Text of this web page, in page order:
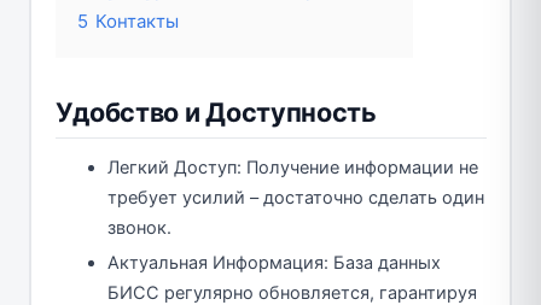
5 Контакты
Удобство и Доступность
Легкий Доступ: Получение информации не
требует усилий – достаточно сделать один
звонок.
Актуальная Информация: База данных
БИСС регулярно обновляется, гарантируя